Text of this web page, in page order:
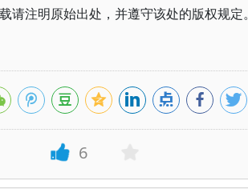
请注明原始出处，并遵守该处的版权规定。
6